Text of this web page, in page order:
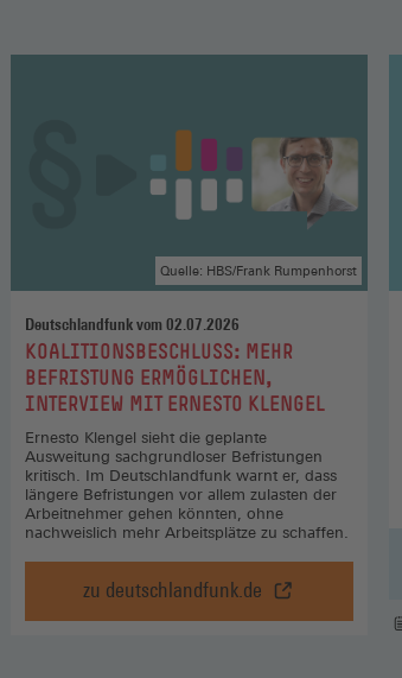
Deutschlandfunk vom 02.07.2026
:KOALITIONSBESCHLUSS: MEHR
BEFRISTUNG ERMÖGLICHEN,
INTERVIEW MIT ERNESTO KLENGEL
Quelle: HBS/Frank Rumpenhorst
Ernesto Klengel sieht die geplante
Ausweitung sachgrundloser Befristungen
kritisch. Im Deutschlandfunk warnt er, dass
längere Befristungen vor allem zulasten der
Arbeitnehmer gehen könnten, ohne
nachweislich mehr Arbeitsplätze zu schaffen.
zu deutschlandfunk.deKoalitionsbeschluss:
Mehr